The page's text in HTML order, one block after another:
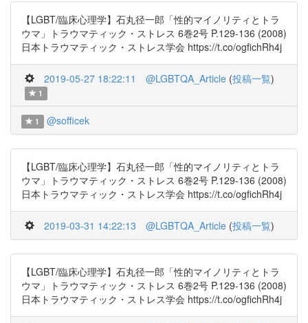
【LGBT/臨床心理学】石丸径一郎「性的マイノリティとトラ
ウマ」トラウマティック・ストレス 6巻2号 P.129-136 (2008)
日本トラウマティック・ストレス学会 https://t.co/ogfichRh4j
2019-05-27 18:22:11 @LGBTQA_Article (投稿一覧)
1
1 @sofficek
【LGBT/臨床心理学】石丸径一郎「性的マイノリティとトラ
ウマ」トラウマティック・ストレス 6巻2号 P.129-136 (2008)
日本トラウマティック・ストレス学会 https://t.co/ogfichRh4j
2019-03-31 14:22:13 @LGBTQA_Article (投稿一覧)
【LGBT/臨床心理学】石丸径一郎「性的マイノリティとトラ
ウマ」トラウマティック・ストレス 6巻2号 P.129-136 (2008)
日本トラウマティック・ストレス学会 https://t.co/ogfichRh4j